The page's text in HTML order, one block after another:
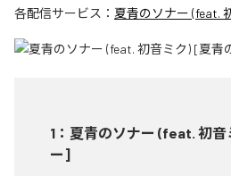
各配信サービス： 夏青のソナー (feat.
1 ： 夏青のソナー (feat. 初
ー]